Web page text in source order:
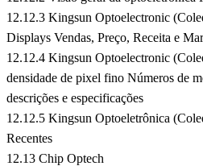
12.12.3 Kingsun Optoelectronic
Displays Vendas, Preço, Receita e
12.12.4 Kingsun Optoelectronic
densidade de pixel fino Números de
descrições e especificações
12.12.5 Kingsun Optoeletrônica
Recentes
12.13 Chip Optech